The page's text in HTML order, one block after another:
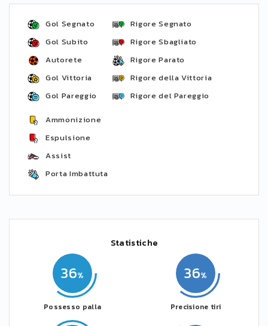
Gol Segnato
Gol Subito
Autorete
Gol Vittoria
Gol Pareggio
Rigore Segnato
Rigore Sbagliato
Rigore Parato
Rigore della Vittoria
Rigore del Pareggio
Ammonizione
Espulsione
Assist
Porta Imbattuta
Statistiche
36
Possesso palla
36
Precisione tiri